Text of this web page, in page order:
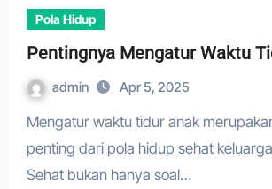
Pola Hidup
Pentingnya Mengatur Waktu
admin Apr 5, 2025
Mengatur waktu tidur anak merupakan bagian
penting dari pola hidup sehat
Sehat bukan hanya soal…